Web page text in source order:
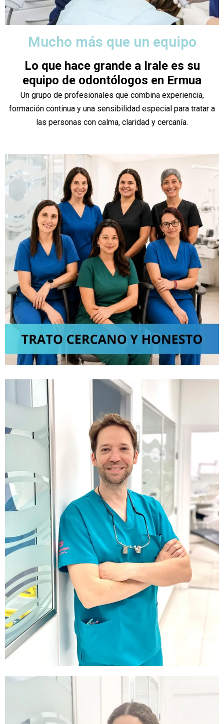
Mucho más que un equipo
Lo que hace grande a Irale es su
equipo de odontólogos en Ermua
Un grupo de profesionales que combina experiencia,
formación continua y una sensibilidad especial para tratar a
las personas con calma, claridad y cercanía.